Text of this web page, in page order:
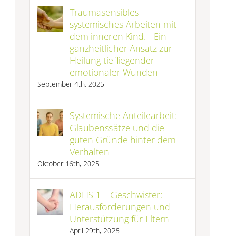
Traumasensibles
systemisches Arbeiten mit
dem inneren Kind. Ein
ganzheitlicher Ansatz zur
Heilung tiefliegender
emotionaler Wunden
September 4th, 2025
Systemische Anteilearbeit:
Glaubenssätze und die
guten Gründe hinter dem
Verhalten
Oktober 16th, 2025
ADHS 1 – Geschwister:
Herausforderungen und
Unterstützung für Eltern
April 29th, 2025